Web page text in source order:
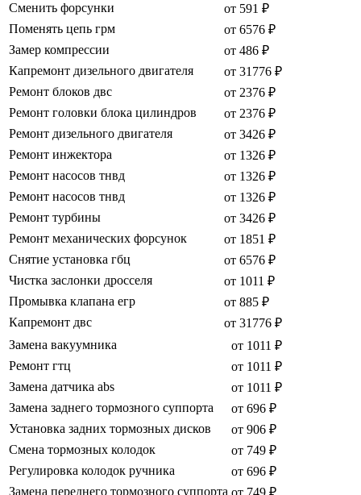
Сменить форсунки
от 591 ₽
Поменять цепь грм
от 6576 ₽
Замер компрессии
от 486 ₽
Капремонт дизельного двигателя
от 31776 ₽
Ремонт блоков двс
от 2376 ₽
Ремонт головки блока цилиндров
от 2376 ₽
Ремонт дизельного двигателя
от 3426 ₽
Ремонт инжектора
от 1326 ₽
Ремонт насосов тнвд
от 1326 ₽
Ремонт насосов тнвд
от 1326 ₽
Ремонт турбины
от 3426 ₽
Ремонт механических форсунок
от 1851 ₽
Снятие установка гбц
от 6576 ₽
Чистка заслонки дросселя
от 1011 ₽
Промывка клапана егр
от 885 ₽
Капремонт двс
от 31776 ₽
Замена вакуумника
от 1011 ₽
Ремонт гтц
от 1011 ₽
Замена датчика abs
от 1011 ₽
Замена заднего тормозного суппорта
от 696 ₽
Установка задних тормозных дисков
от 906 ₽
Смена тормозных колодок
от 749 ₽
Регулировка колодок ручника
от 696 ₽
Замена переднего тормозного суппорта